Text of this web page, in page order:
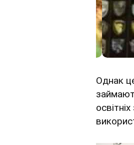
Однак